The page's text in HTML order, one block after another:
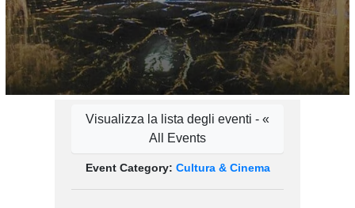
Visualizza la lista degli eventi - «
All Events
Event Category: Cultura & Cinema